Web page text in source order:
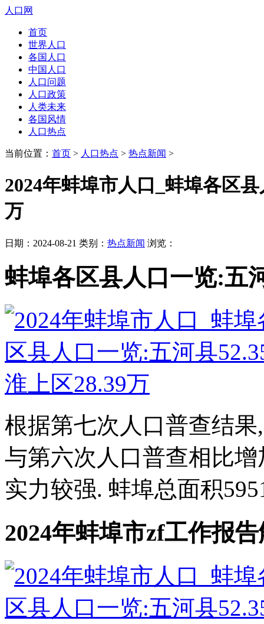
人口网
首页
世界人口
各国人口
中国人口
人口问题
人口政策
人类未来
各国风情
人口热点
当前位置： 首页 > 人口热点 > 热点新闻 >
2024年蚌埠市人口_蚌埠各区
万
日期：2024-08-21 类别： 热点新闻 浏览：
蚌埠各区县人口一览:五
根据第七次人口普查结
与第六次人口普查相比
实力较强. 蚌埠总面积
2024年蚌埠市zf工作报